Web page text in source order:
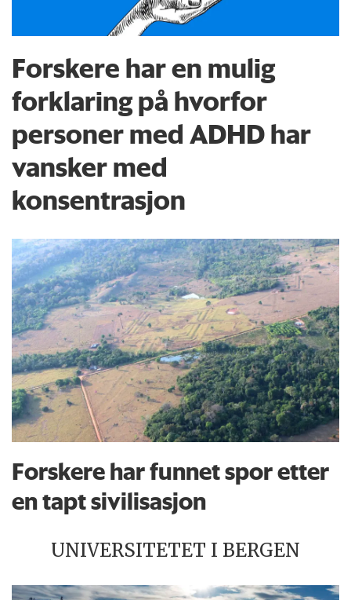
Forskere har en mulig
forklaring på hvorfor
personer med ADHD har
vansker med
konsentrasjon
Forskere har funnet spor etter
en tapt sivilisasjon
UNIVERSITETET I BERGEN